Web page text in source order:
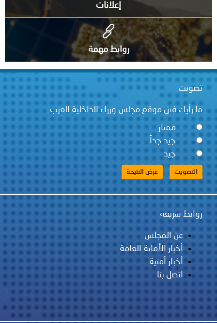
إعلانات
روابط مهمة
تصويت
ما رأيك في موقع مجلس وزراء الداخلية العرب
ممتاز
جيد جداً
جيد
روابط سريعة
عن المجلس
أخبار الأمانة العامة
أخبار أمنية
اتصل بنا